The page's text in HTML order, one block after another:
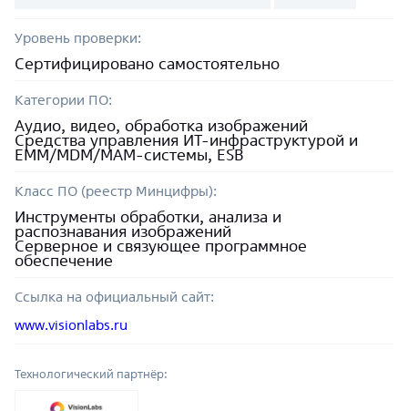
Уровень проверки:
Сертифицировано самостоятельно
Категории ПО:
Аудио, видео, обработка изображений
Средства управления ИТ-инфраструктурой и
EMM/MDM/MAM-системы, ESB
Класс ПО (реестр Минцифры):
Инструменты обработки, анализа и
распознавания изображений
Серверное и связующее программное
обеспечение
Ссылка на официальный сайт:
www.visionlabs.ru
Технологический партнёр: